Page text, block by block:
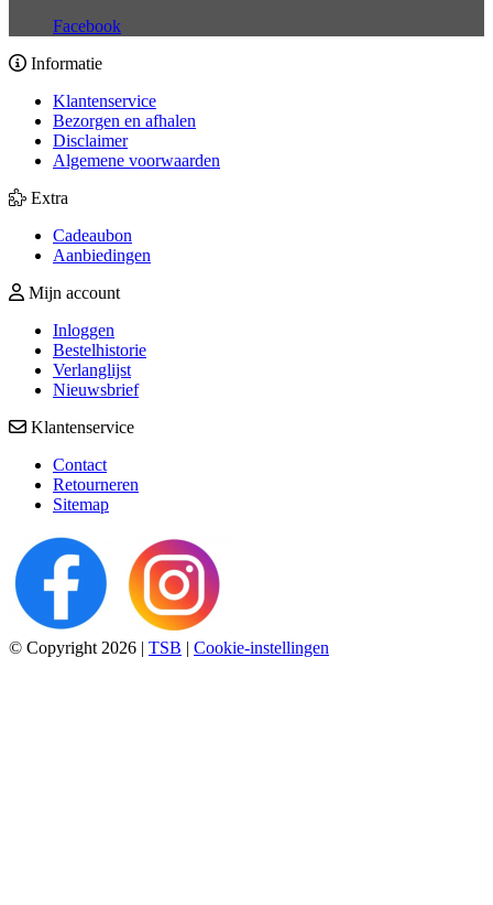
Facebook
Informatie
Klantenservice
Bezorgen en afhalen
Disclaimer
Algemene voorwaarden
Extra
Cadeaubon
Aanbiedingen
Mijn account
Inloggen
Bestelhistorie
Verlanglijst
Nieuwsbrief
Klantenservice
Contact
Retourneren
Sitemap
© Copyright 2026 | TSB | Cookie-instellingen